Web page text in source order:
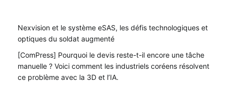
Nexvision et le système eSAS, les défis technologiques et
optiques du soldat augmenté
[ComPress] Pourquoi le devis reste-t-il encore une tâche
manuelle ? Voici comment les industriels coréens résolvent
ce problème avec la 3D et l’IA.